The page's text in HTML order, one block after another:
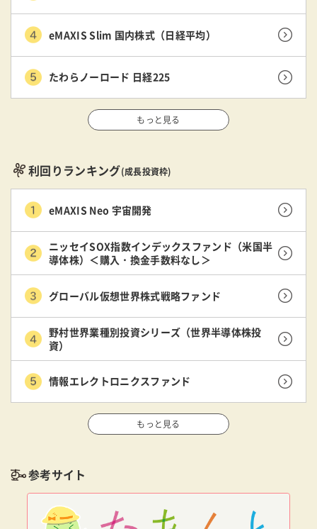
eMAXIS Slim 国内株式（日経平均）
たわらノーロード 日経225
もっと見る
利回りランキング(成長投資枠)
eMAXIS Neo 宇宙開発
ニッセイSOX指数インデックスファンド（米国半
導体株）＜購入・換金手数料なし＞
グローバル仮想世界株式戦略ファンド
野村世界業種別投資シリーズ（世界半導体株投
資）
情報エレクトロニクスファンド
もっと見る
参考サイト